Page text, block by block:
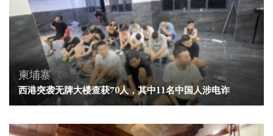
柬埔寨
西港突袭无牌大楼查获70人，其中11名中国人涉电诈